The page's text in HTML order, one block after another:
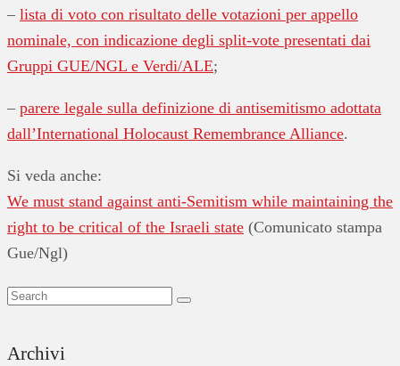
– lista di voto con risultato delle votazioni per appello
nominale, con indicazione degli split-vote presentati dai
Gruppi GUE/NGL e Verdi/ALE;
– parere legale sulla definizione di antisemitismo adottata
dall’International Holocaust Remembrance Alliance.
Si veda anche:
We must stand against anti-Semitism while maintaining the
right to be critical of the Israeli state (Comunicato stampa
Gue/Ngl)
Archivi